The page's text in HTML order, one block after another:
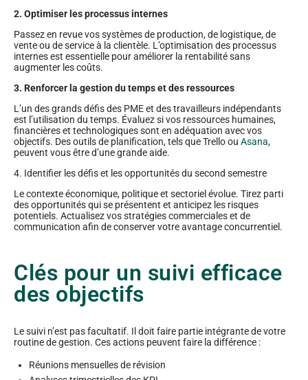
2. Optimiser les processus internes
Passez en revue vos systèmes de production, de logistique, de
vente ou de service à la clientèle. L’optimisation des processus
internes est essentielle pour améliorer la rentabilité sans
augmenter les coûts.
3. Renforcer la gestion du temps et des ressources
L’un des grands défis des PME et des travailleurs indépendants
est l’utilisation du temps. Évaluez si vos ressources humaines,
financières et technologiques sont en adéquation avec vos
objectifs. Des outils de planification, tels que Trello ou Asana,
peuvent vous être d’une grande aide.
4. Identifier les défis et les opportunités du second semestre
Le contexte économique, politique et sectoriel évolue. Tirez parti
des opportunités qui se présentent et anticipez les risques
potentiels. Actualisez vos stratégies commerciales et de
communication afin de conserver votre avantage concurrentiel.
Clés pour un suivi efficace
des objectifs
Le suivi n’est pas facultatif. Il doit faire partie intégrante de votre
routine de gestion. Ces actions peuvent faire la différence :
Réunions mensuelles de révision